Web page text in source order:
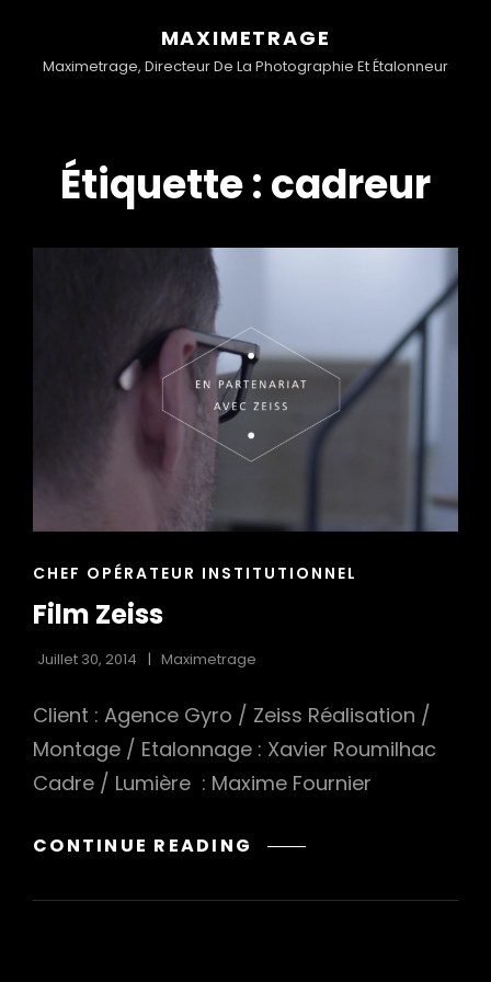
MAXIMETRAGE
Maximetrage, Directeur De La Photographie Et Étalonneur
Étiquette :cadreur
CAT
CHEF OPÉRATEUR INSTITUTIONNEL
Film Zeiss
Juillet 30, 2014 Maximetrage
Client : Agence Gyro / Zeiss Réalisation /
Montage / Etalonnage : Xavier Roumilhac
Cadre / Lumière : Maxime Fournier
CONTINUE READING FILM